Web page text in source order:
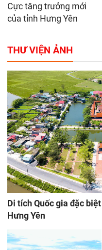
Cực tăng trưởng mới
của tỉnh Hưng Yên
THƯ VIỆN ẢNH
Di tích Quốc gia đặc
Hưng Yên